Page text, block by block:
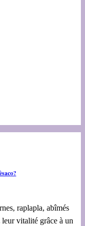
raplapla, abîmés
vitalité grâce à un